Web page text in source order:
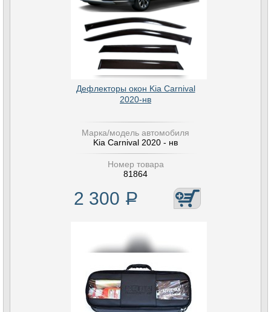
Дефлекторы окон Kia Carnival
2020-нв
Марка/модель автомобиля
Kia Carnival 2020 - нв
Номер товара
81864
2 300 Р